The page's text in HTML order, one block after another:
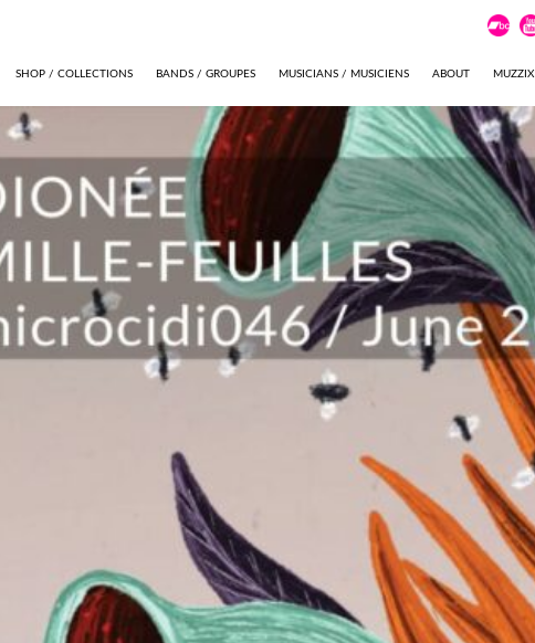
SHOP / COLLECTIONS BANDS / GROUPES MUSICIANS / MUSICIENS ABOUT MUZZIX